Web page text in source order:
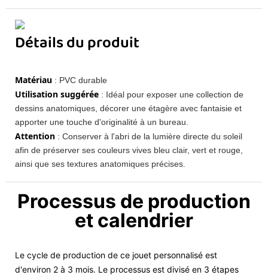
Détails du produit
Matériau : PVC durable
Utilisation suggérée : Idéal pour exposer une collection de
dessins anatomiques, décorer une étagère avec fantaisie et
apporter une touche d'originalité à un bureau.
Attention : Conserver à l'abri de la lumière directe du soleil
afin de préserver ses couleurs vives bleu clair, vert et rouge,
ainsi que ses textures anatomiques précises.
Processus de production
et calendrier
Le cycle de production de ce jouet personnalisé est
d'environ 2 à 3 mois. Le processus est divisé en 3 étapes